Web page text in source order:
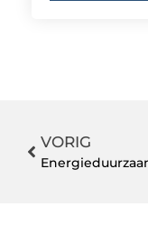
VORIG